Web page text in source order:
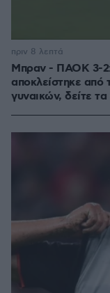
Μπραν - ΠΑΟΚ 3-2:
αποκλείστηκε από
γυναικών, δείτε
πριν 8 λεπτά